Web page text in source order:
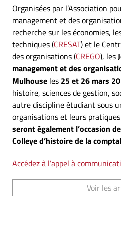
Organisées par l’Association
management et des
recherche sur les économies,
techniques (CRESAT) et le
des organisations (CREGO), les
management et des
Mulhouse les 25 et 26 mars
histoire, sciences de gestion,
autre discipline étudiant sous
organisations et leurs
seront également l’occasion
Colleye d’histoire de la
Accédez à l’appel à
Voir les